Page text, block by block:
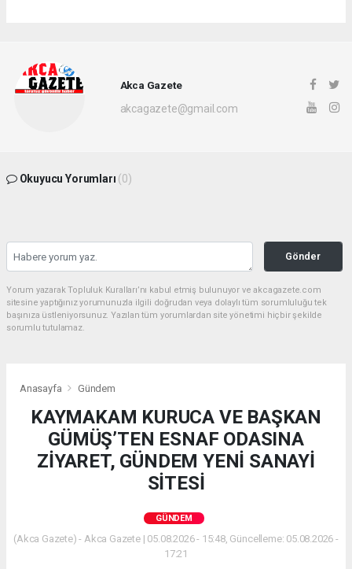
Akca Gazete
akcagazete@gmail.com
Okuyucu Yorumları (0)
Gönder
Yorum yazarak Topluluk Kuralları’nı kabul etmiş bulunuyor ve akcagazete.com
sitesine yaptığınız yorumunuzla ilgili doğrudan veya dolaylı tüm sorumluluğu tek
başınıza üstleniyorsunuz. Yazılan tüm yorumlardan site yönetimi hiçbir şekilde
sorumlu tutulamaz.
Anasayfa Gündem
KAYMAKAM KURUCA VE BAŞKAN
GÜMÜŞ’TEN ESNAF ODASINA
ZİYARET, GÜNDEM YENİ SANAYİ
SİTESİ
GÜNDEM
(Akca Gazete) - Akca Gazete | 05.08.2026 - 15:48, Güncelleme: 05.08.2026 -
17:21